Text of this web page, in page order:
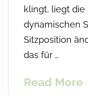
klingt, liegt
dynamischen
Sitzposition
das für …
Read More